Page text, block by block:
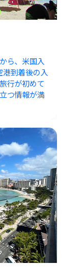
ら、米国入
到着後の入
行が初めて
つ情報が満